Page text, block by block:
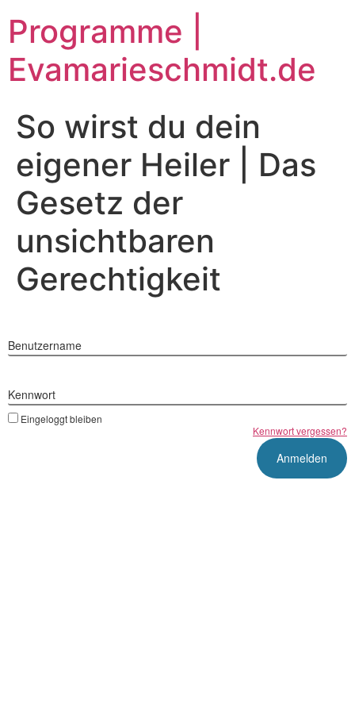
Inhalt
springen
Programme |
Evamarieschmidt.de
So wirst du dein
eigener Heiler | Das
Gesetz der
unsichtbaren
Gerechtigkeit
Benutzername
Kennwort
Eingeloggt bleiben
Kennwort vergessen?